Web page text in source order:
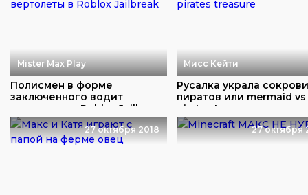
Mister Max Play
Полисмен в форме
заключенного водит
вертолеты в Roblox Jailb...
Мисс Кейти
Русалка украла
пиратов или mermaid vs
pirates tr...
27 октября 2018 27 октября